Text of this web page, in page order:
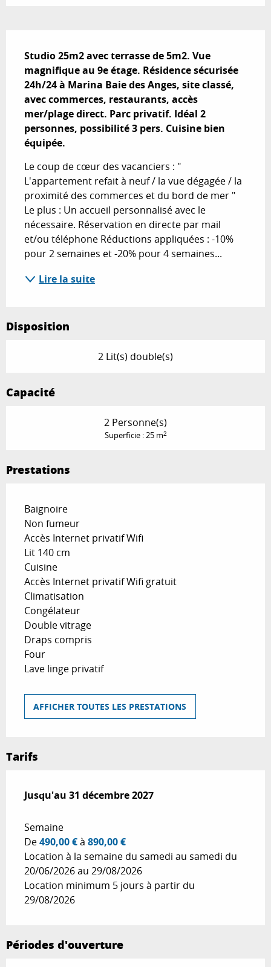
Studio 25m2 avec terrasse de 5m2. Vue
magnifique au 9e étage. Résidence sécurisée
24h/24 à Marina Baie des Anges, site classé,
avec commerces, restaurants, accès
mer/plage direct. Parc privatif. Idéal 2
personnes, possibilité 3 pers. Cuisine bien
équipée.
Le coup de cœur des vacanciers : "
L'appartement refait à neuf / la vue dégagée / la
proximité des commerces et du bord de mer "
Le plus : Un accueil personnalisé avec le
nécessaire. Réservation en directe par mail
et/ou téléphone Réductions appliquées : -10%
pour 2 semaines et -20% pour 4 semaines...
Lire la suite
Disposition
2 Lit(s) double(s)
Capacité
2 Personne(s)
Superficie : 25 m2
Prestations
Baignoire
Non fumeur
Accès Internet privatif Wifi
Lit 140 cm
Cuisine
Accès Internet privatif Wifi gratuit
Climatisation
Congélateur
Double vitrage
Draps compris
Four
Lave linge privatif
AFFICHER TOUTES LES PRESTATIONS
Tarifs
Du25 juin 2026au31 décembre 2027
Jusqu'au 31 décembre 2027
Semaine
De490,00 €à 890,00 €
Location à la semaine du samedi au samedi du
20/06/2026 au 29/08/2026
Location minimum 5 jours à partir du
29/08/2026
Périodes d'ouverture